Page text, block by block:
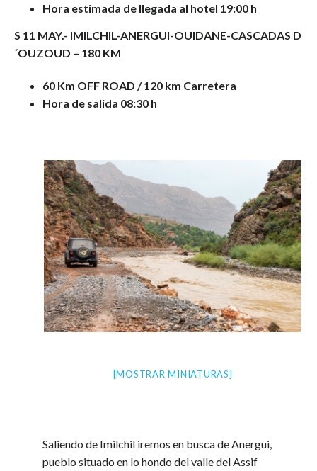
Hora estimada de llegada al hotel 19:00 h
S 11 MAY.- IMILCHIL-ANERGUI-OUIDANE-CASCADAS D
´OUZOUD – 180 KM
60 Km OFF ROAD / 120 km Carretera
Hora de salida 08:30 h
[MOSTRAR MINIATURAS]
Saliendo de Imilchil iremos en busca de Anergui,
pueblo situado en lo hondo del valle del Assif